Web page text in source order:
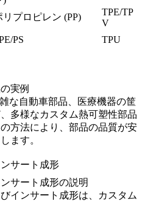
リプロピレン (PP)
TPE/TP
V
PS TPU
実例
な自動車部品、医療機器の筐
多様なカスタム熱可塑性部品
方法により、部品の品質が安
ます。
サート成形
サート成形の説明
インサート成形は、カスタム